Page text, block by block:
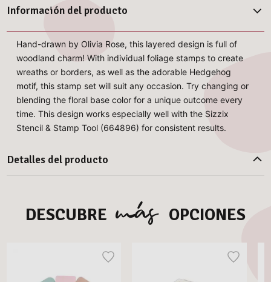
Información del producto
Hand-drawn by Olivia Rose, this layered design is full of
woodland charm! With individual foliage stamps to create
wreaths or borders, as well as the adorable Hedgehog
motif, this stamp set will suit any occasion. Try changing or
blending the floral base color for a unique outcome every
time. This design works especially well with the Sizzix
Stencil & Stamp Tool (664896) for consistent results.
Detalles del producto
DESCUBRE más OPCIONES